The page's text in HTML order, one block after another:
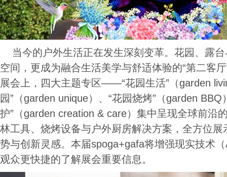
当今的户外生活正在发生深刻变革。花园、露
空间，更成为融合生活美学与舒适体验的“第二客
展会上，四大主题专区——“花园生活”（garden
园”（garden unique）、“花园烧烤”（garden BBQ
护”（garden creation & care）集中呈现全球前沿
林工具、烧烤设备与户外厨房解决方案，全方位
势与创新灵感。本届spoga+gafa将增强现实技术
观众更快捷的了解展会重要信息。